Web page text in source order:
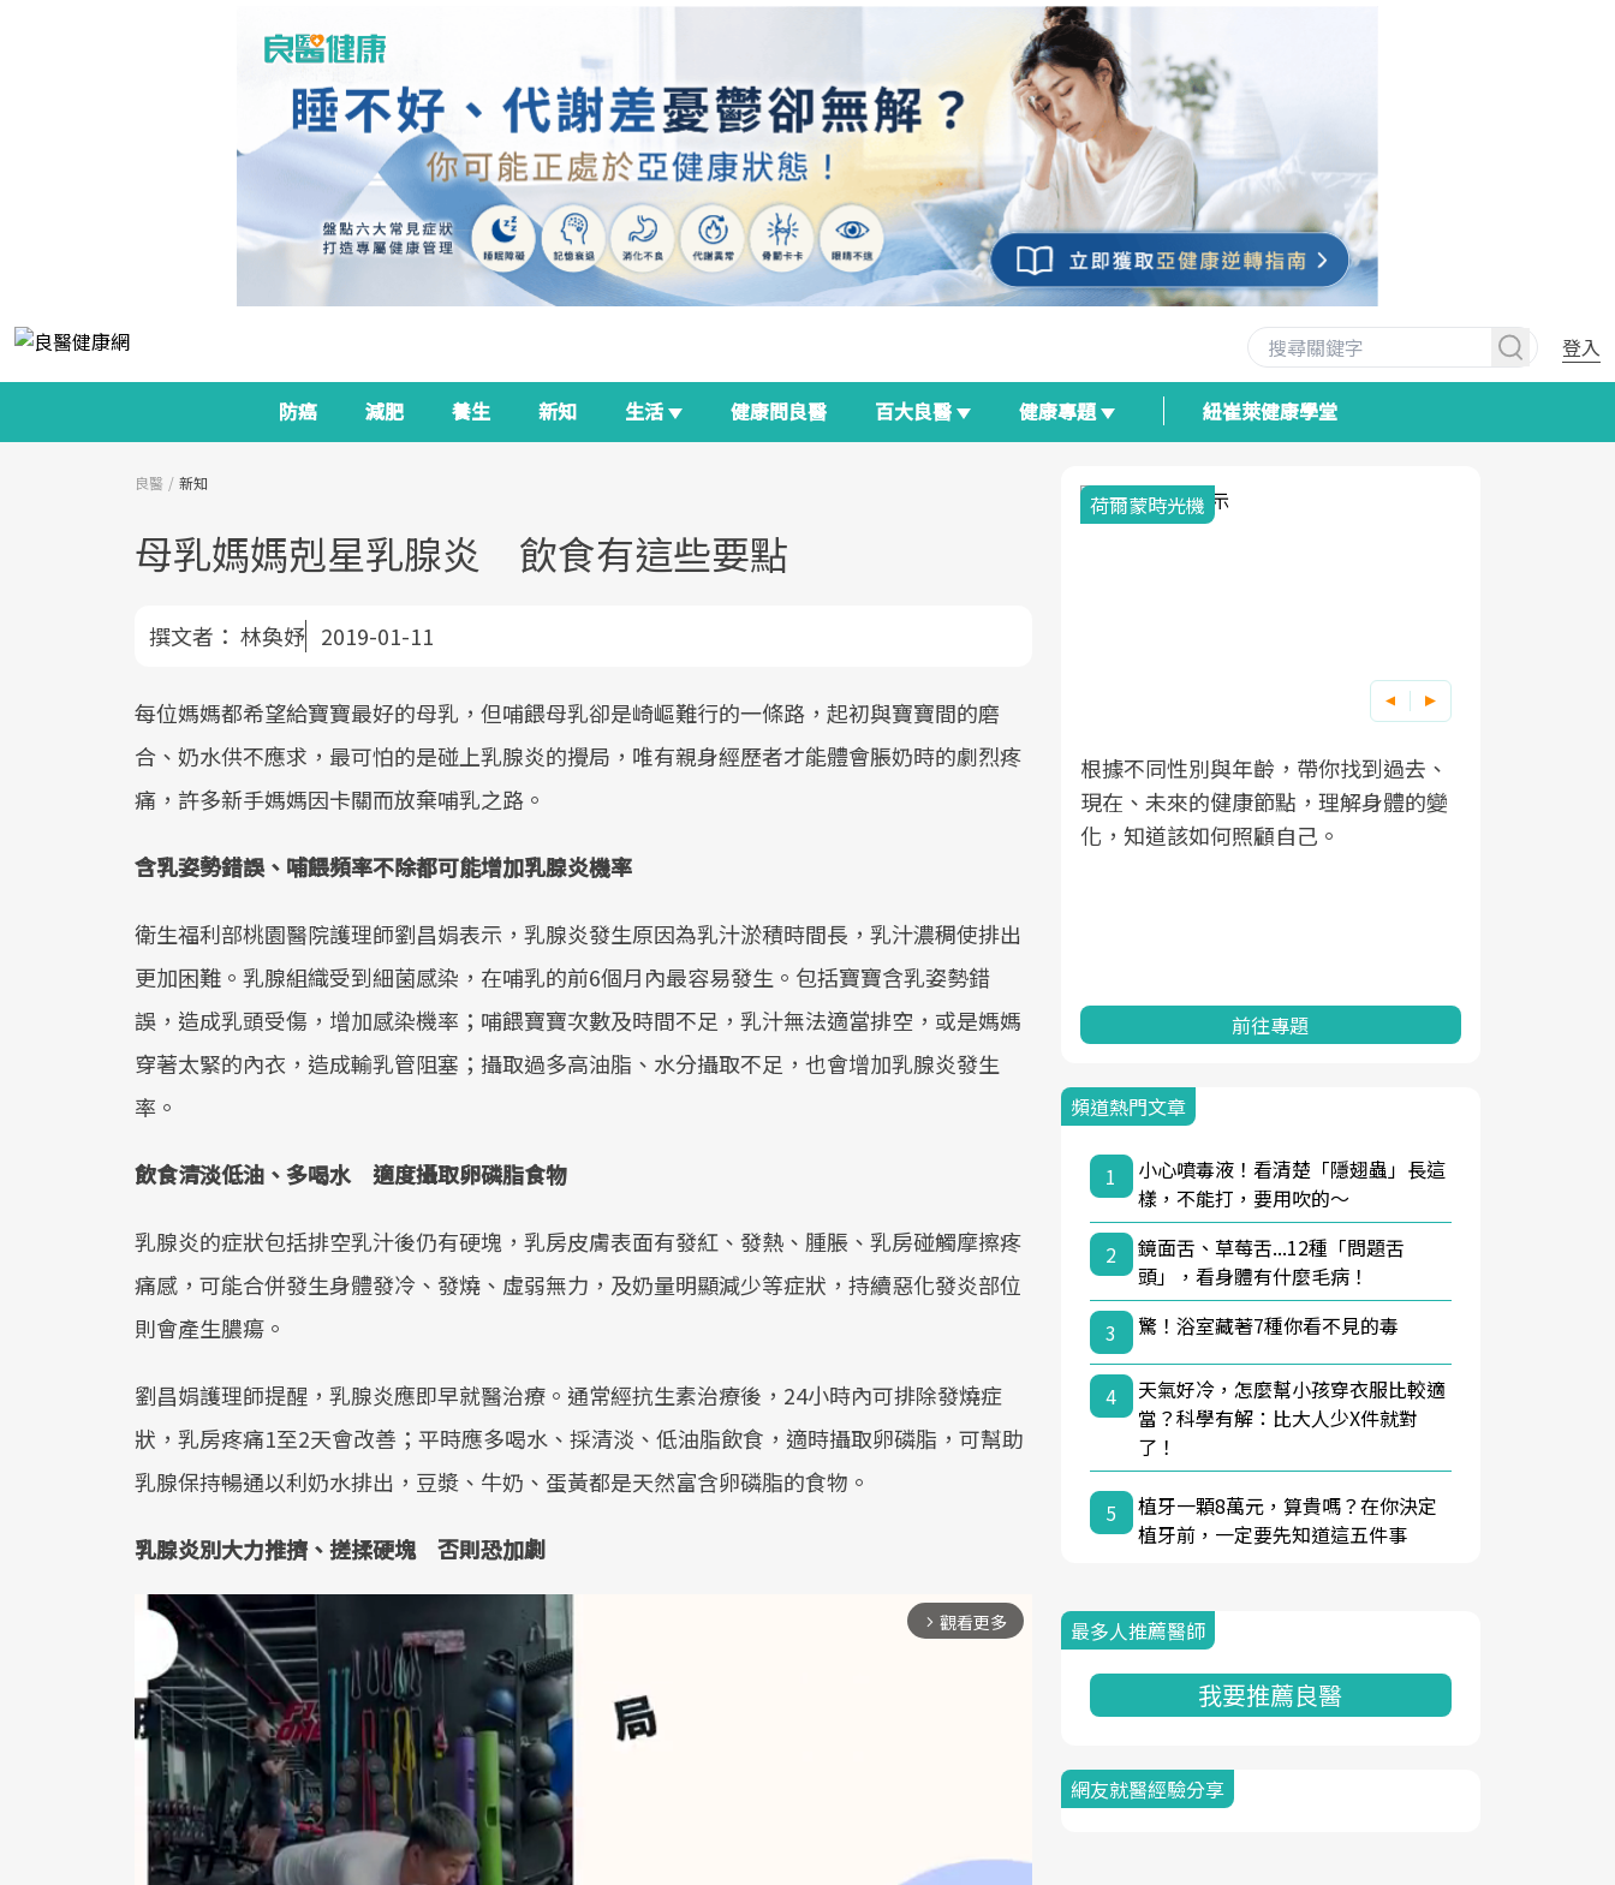
登入
防癌 減肥 養生 新知 生活 健康問良醫 百大良醫 健康專題 紐崔萊健康學堂
良醫 新知
母乳媽媽剋星乳腺炎 飲食有這些要點
撰文者： 林奐妤 2019-01-11
每位媽媽都希望給寶寶最好的母乳，但哺餵母乳卻是崎嶇難行的一條路，起初與寶寶間的磨
合、奶水供不應求，最可怕的是碰上乳腺炎的攪局，唯有親身經歷者才能體會脹奶時的劇烈疼
痛，許多新手媽媽因卡關而放棄哺乳之路。
含乳姿勢錯誤、哺餵頻率不除都可能增加乳腺炎機率
衛生福利部桃園醫院護理師劉昌娟表示，乳腺炎發生原因為乳汁淤積時間長，乳汁濃稠使排出
更加困難。乳腺組織受到細菌感染，在哺乳的前6個月內最容易發生。包括寶寶含乳姿勢錯
誤，造成乳頭受傷，增加感染機率；哺餵寶寶次數及時間不足，乳汁無法適當排空，或是媽媽
穿著太緊的內衣，造成輸乳管阻塞；攝取過多高油脂、水分攝取不足，也會增加乳腺炎發生
率。
飲食清淡低油、多喝水 適度攝取卵磷脂食物
乳腺炎的症狀包括排空乳汁後仍有硬塊，乳房皮膚表面有發紅、發熱、腫脹、乳房碰觸摩擦疼
痛感，可能合併發生身體發冷、發燒、虛弱無力，及奶量明顯減少等症狀，持續惡化發炎部位
則會產生膿瘍。
劉昌娟護理師提醒，乳腺炎應即早就醫治療。通常經抗生素治療後，24小時內可排除發燒症
狀，乳房疼痛1至2天會改善；平時應多喝水、採清淡、低油脂飲食，適時攝取卵磷脂，可幫助
乳腺保持暢通以利奶水排出，豆漿、牛奶、蛋黃都是天然富含卵磷脂的食物。
乳腺炎別大力推擠、搓揉硬塊 否則恐加劇
arrow_forward_ios 觀看更多
面對超高齡社會的浪潮，台灣正在快速
療院所的服務，更是民眾了解自身健康
狀況、啟動健康管理的重要起點。
前往專題
2025年，就到良醫生活祭體驗「一站式
前往專題
良醫健康網從「換季的身體變化」出
前往專題
荷爾蒙時光機
根據不同性別與年齡，帶你找到過去、
現在、未來的健康節點，理解身體的變
化，知道該如何照顧自己。
前往專題
頻道熱門文章
1
小心噴毒液！看清楚「隱翅蟲」長這
樣，不能打，要用吹的～
2
鏡面舌、草莓舌...12種「問題舌
頭」，看身體有什麼毛病！
3
驚！浴室藏著7種你看不見的毒
4
天氣好冷，怎麼幫小孩穿衣服比較適
當？科學有解：比大人少X件就對
了！
5
植牙一顆8萬元，算貴嗎？在你決定
植牙前，一定要先知道這五件事
最多人推薦醫師
我要推薦良醫
網友就醫經驗分享